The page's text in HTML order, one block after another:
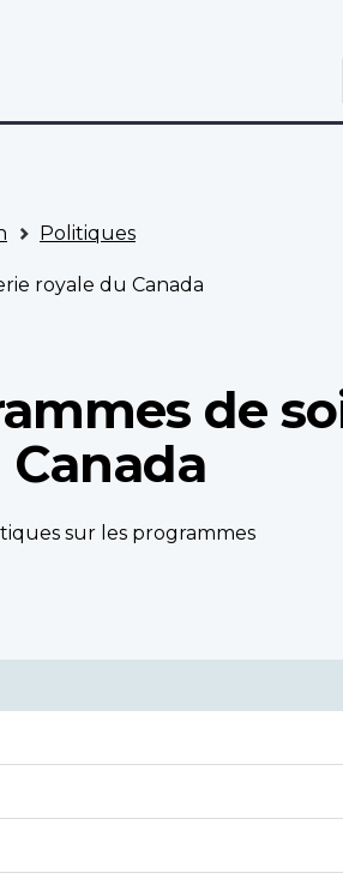
Politiques
royale du Canada
de
sur les programmes